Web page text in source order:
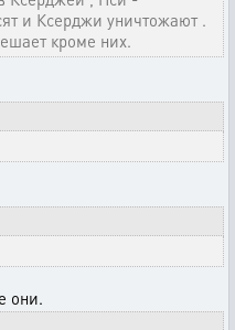
и Ксерджи уничтожают .
кроме них.
они.